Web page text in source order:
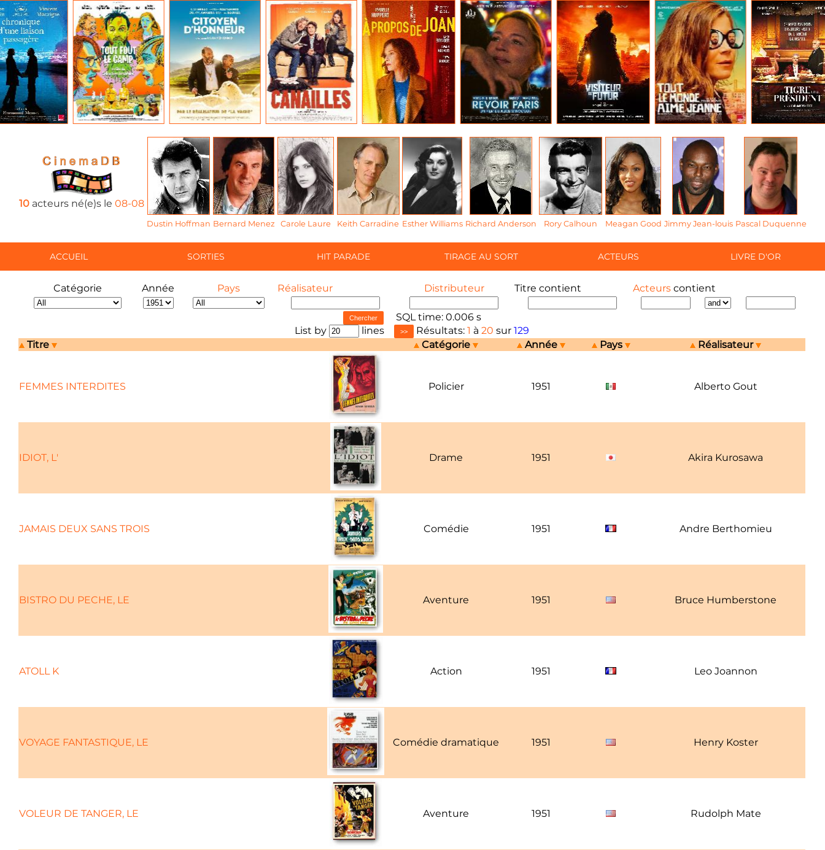
10acteurs né(e)s le 08-08
Dustin Hoffman Bernard Menez Carole Laure Keith Carradine Esther Williams Richard Anderson Rory Calhoun Meagan Good Jimmy Jean-louis Pascal Duquenne
ACCUEIL SORTIES HIT PARADE TIRAGE AU SORT ACTEURS LIVRE D'OR
Catégorie Année Pays Réalisateur Distributeur Titre contient Acteurs contient
SQL time: 0.006 s
List by
lines Résultats: 1 à 20 sur 129
Titre
Catégorie Année Pays Réalisateur
FEMMES INTERDITES Policier 1951 Alberto Gout
IDIOT, L' Drame 1951 Akira Kurosawa
JAMAIS DEUX SANS TROIS Comédie 1951 Andre Berthomieu
BISTRO DU PECHE, LE Aventure 1951 Bruce Humberstone
ATOLL K Action 1951 Leo Joannon
VOYAGE FANTASTIQUE, LE Comédie dramatique 1951 Henry Koster
VOLEUR DE TANGER, LE Aventure 1951 Rudolph Mate